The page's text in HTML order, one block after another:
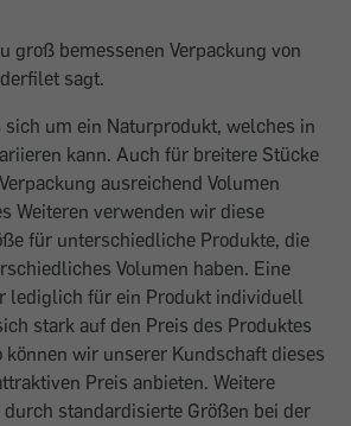
groß bemessenen Verpackung von
sagt.
sich um ein Naturprodukt, welches in
kann. Auch für breitere Stücke
ausreichend Volumen
Weiteren verwenden wir diese
für unterschiedliche Produkte, die
Volumen haben. Eine
lediglich für ein Produkt individuell
stark auf den Preis des Produktes
können wir unserer Kundschaft dieses
Preis anbieten. Weitere
standardisierte Größen bei der